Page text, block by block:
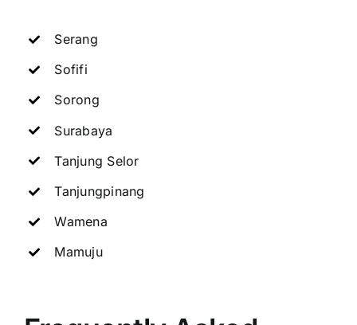
Serang
Sofifi
Sorong
Surabaya
Tanjung Selor
Tanjungpinang
Wamena
Mamuju